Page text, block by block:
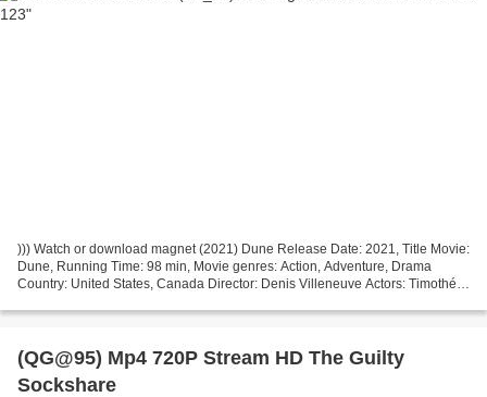
))) Watch or download magnet (2021) Dune Release Date: 2021, Title Movie:
Dune, Running Time: 98 min, Movie genres: Action, Adventure, Drama
Country: United States, Canada Director: Denis Villeneuve Actors: Timothée
(QG@95) Mp4 720P Stream HD The Guilty
Sockshare